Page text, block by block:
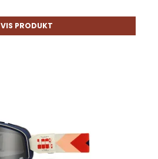
VIS PRODUKT